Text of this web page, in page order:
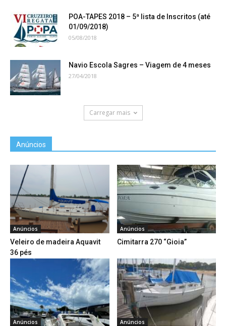
POA-TAPES 2018 – 5ª lista de Inscritos (até
01/09/2018)
05/08/2018
Navio Escola Sagres – Viagem de 4 meses
27/04/2018
Carregar mais
Anúncios
Anúncios
Veleiro de madeira Aquavit
36 pés
Anúncios
Cimitarra 270 “Gioia”
Anúncios Anúncios